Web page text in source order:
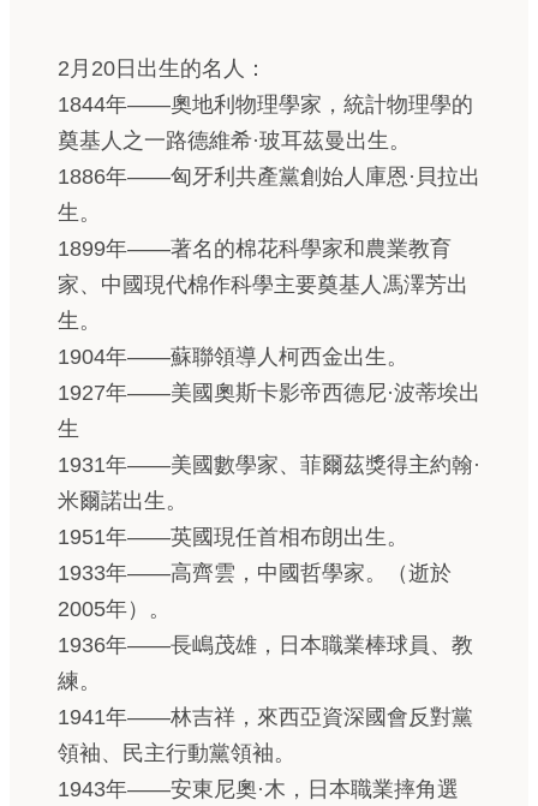
2月20日出生的名人：
1844年——奧地利物理學家，統計物理學的
奠基人之一路德維希·玻耳茲曼出生。
1886年——匈牙利共產黨創始人庫恩·貝拉出
生。
1899年——著名的棉花科學家和農業教育
家、中國現代棉作科學主要奠基人馮澤芳出
生。
1904年——蘇聯領導人柯西金出生。
1927年——美國奧斯卡影帝西德尼·波蒂埃出
生
1931年——美國數學家、菲爾茲獎得主約翰·
米爾諾出生。
1951年——英國現任首相布朗出生。
1933年——高齊雲，中國哲學家。（逝於
2005年）。
1936年——長嶋茂雄，日本職業棒球員、教
練。
1941年——林吉祥，來西亞資深國會反對黨
領袖、民主行動黨領袖。
1943年——安東尼奧·木，日本職業摔角選